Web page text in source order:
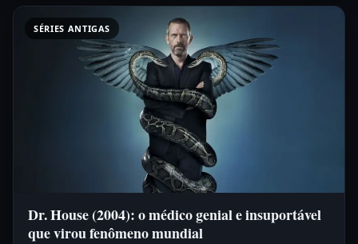
SÉRIES ANTIGAS
Dr. House (2004): o médico genial e insuportável
que virou fenômeno mundial